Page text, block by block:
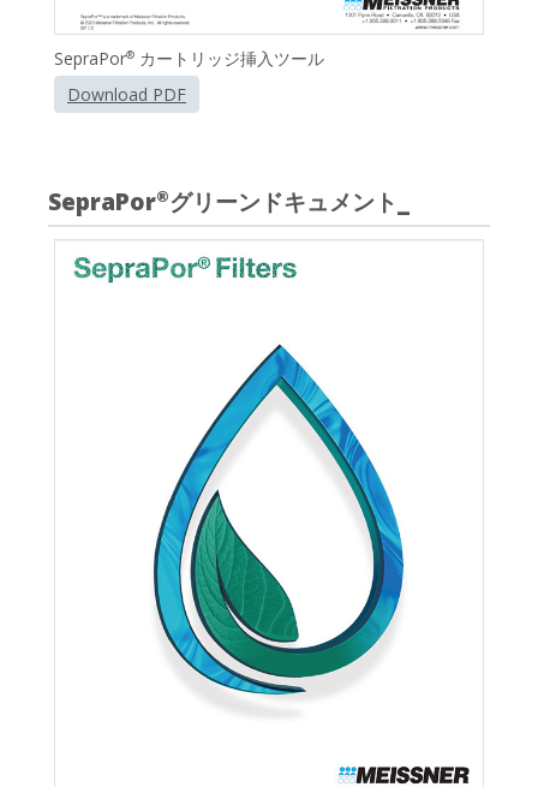
SepraPor® カートリッジ挿入ツール
Download PDF
SepraPor®グリーンドキュメント_